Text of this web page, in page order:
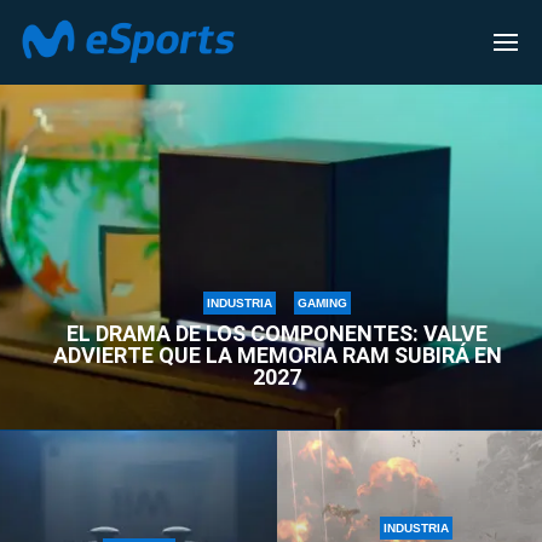
INDUSTRIA
INDUSTRIA GAMING
EL DRAMA DE LOS COMPONENTES: VALVE
ADVIERTE QUE LA MEMORIA RAM SUBIRÁ EN
2027
INDUSTRIA